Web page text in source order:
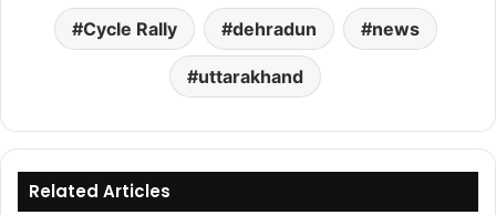
Cycle Rally dehradun news
uttarakhand
Related Articles